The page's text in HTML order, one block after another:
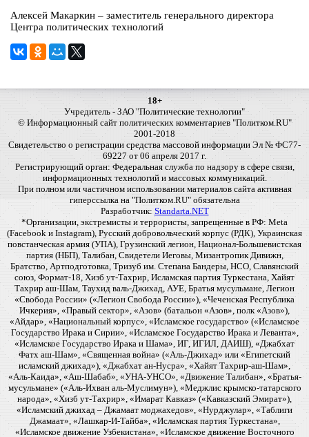
Алексей Макаркин – заместитель генерального директора
Центра политических технологий
18+
Учредитель - ЗАО "Политические технологии"
© Информационный сайт политических комментариев "Политком.RU"
2001-2018
Свидетельство о регистрации средства массовой информации Эл № ФС77-
69227 от 06 апреля 2017 г.
Регистрирующий орган: Федеральная служба по надзору в сфере связи,
информационных технологий и массовых коммуникаций.
При полном или частичном использовании материалов сайта активная
гиперссылка на "Политком.RU" обязательна
Разработчик: Standarta.NET
*Организации, экстремисты и террористы, запрещенные в РФ: Meta
(Facebook и Instagram), Русский добровольческий корпус (РДК), Украинская
повстанческая армия (УПА), Грузинский легион, Национал-Большевистская
партия (НБП), Талибан, Свидетели Иеговы, Мизантропик Дивижн,
Братство, Артподготовка, Тризуб им. Степана Бандеры, НСО, Славянский
союз, Формат-18, Хизб ут-Тахрир, Исламская партия Туркестана, Хайят
Тахрир аш-Шам, Таухид валь-Джихад, АУЕ, Братья мусульмане, Легион
«Свобода России» («Легион Свобода России»), «Чеченская Республика
Ичкерия», «Правый сектор», «Азов» (батальон «Азов», полк «Азов»),
«Айдар», «Национальный корпус», «Исламское государство» («Исламское
Государство Ирака и Сирии», «Исламское Государство Ирака и Леванта»,
«Исламское Государство Ирака и Шама», ИГ, ИГИЛ, ДАИШ), «Джабхат
Фатх аш-Шам», «Священная война» («Аль-Джихад» или «Египетский
исламский джихад»), «Джабхат ан-Нусра», «Хайят Тахрир-аш-Шам»,
«Аль-Каида», «Аш-Шабаб», «УНА-УНСО», «Движение Талибан», «Братья-
мусульмане» («Аль-Ихван аль-Муслимун»), «Меджлис крымско-татарского
народа», «Хизб ут-Тахрир», «Имарат Кавказ» («Кавказский Эмират»),
«Исламский джихад – Джамаат моджахедов», «Нурджулар», «Таблиги
Джамаат», «Лашкар-И-Тайба», «Исламская партия Туркестана»,
«Исламское движение Узбекистана», «Исламское движение Восточного